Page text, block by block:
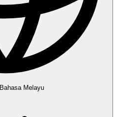
Bahasa Melayu